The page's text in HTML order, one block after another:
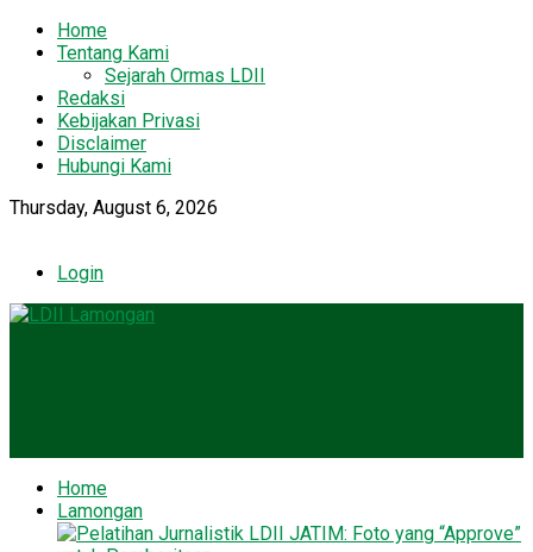
Home
Tentang Kami
Sejarah Ormas LDII
Redaksi
Kebijakan Privasi
Disclaimer
Hubungi Kami
Thursday, August 6, 2026
Login
Home
Lamongan